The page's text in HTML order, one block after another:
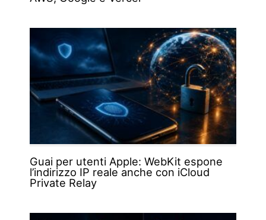
Guai per utenti Apple: WebKit espone
l’indirizzo IP reale anche con iCloud
Private Relay